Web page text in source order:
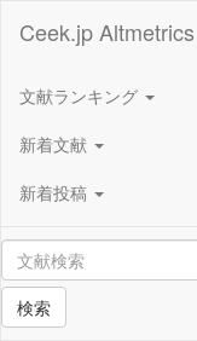
Ceek.jp
文献ランキング
新着文献
新着投稿
検索